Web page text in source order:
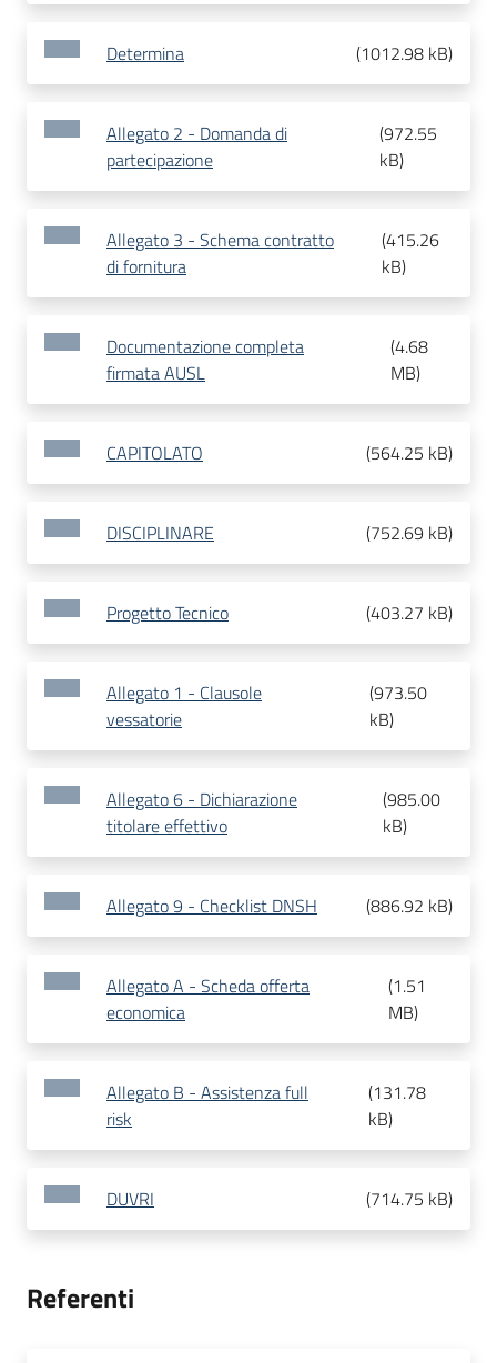
Determina (1012.98 kB)
Allegato 2 - Domanda di
partecipazione
(972.55
kB)
Allegato 3 - Schema contratto
di fornitura
(415.26
kB)
Documentazione completa
firmata AUSL
(4.68
MB)
CAPITOLATO (564.25 kB)
DISCIPLINARE (752.69 kB)
Progetto Tecnico (403.27 kB)
Allegato 1 - Clausole
vessatorie
(973.50
kB)
Allegato 6 - Dichiarazione
titolare effettivo
(985.00
kB)
Allegato 9 - Checklist DNSH (886.92 kB)
Allegato A - Scheda offerta
economica
(1.51
MB)
Allegato B - Assistenza full
risk
(131.78
kB)
DUVRI (714.75 kB)
Referenti